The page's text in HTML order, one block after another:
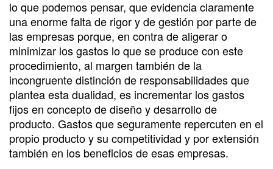
lo que podemos pensar, que evidencia claramente
una enorme falta de rigor y de gestión por parte de
las empresas porque, en contra de aligerar o
minimizar los gastos lo que se produce con este
procedimiento, al margen también de la
incongruente distinción de responsabilidades que
plantea esta dualidad, es incrementar los gastos
fijos en concepto de diseño y desarrollo de
producto. Gastos que seguramente repercuten en el
propio producto y su competitividad y por extensión
también en los beneficios de esas empresas.